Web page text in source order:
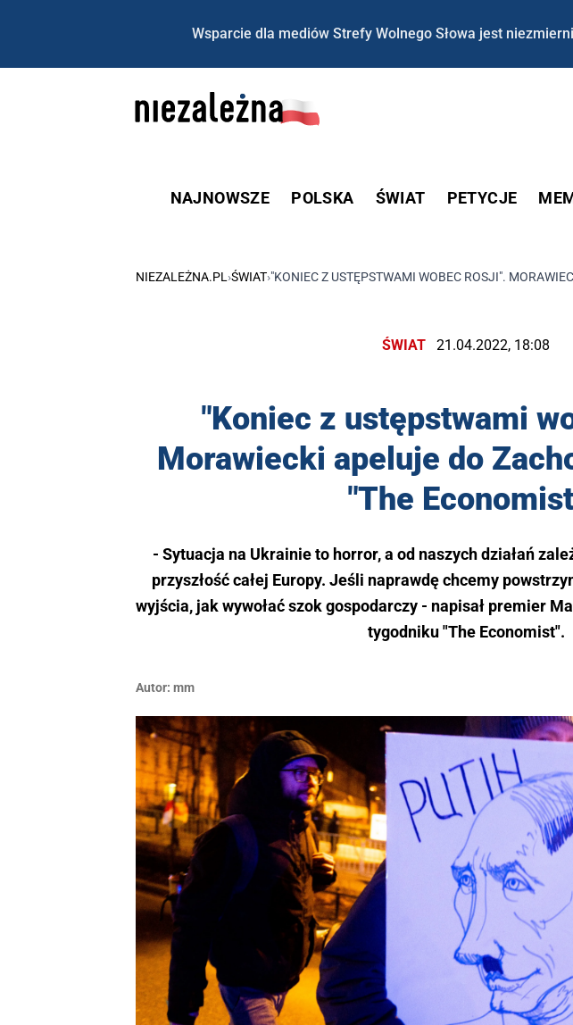
Wsparcie dla mediów Strefy Wolnego Słowa jest
NAJNOWSZE POLSKA ŚWIAT PETYCJE
NIEZALEŻNA.PL ›ŚWIAT›"KONIEC Z USTĘPSTWAMI WOBEC ROSJI".
ŚWIAT 21.04.2022, 18:08
"Koniec z ustępstwami
Morawiecki apeluje do
"The
- Sytuacja na Ukrainie to horror, a od naszych działań
przyszłość całej Europy. Jeśli naprawdę chcemy
wyjścia, jak wywołać szok gospodarczy - napisał premier
tygodniku "The Economist".
Autor: mm